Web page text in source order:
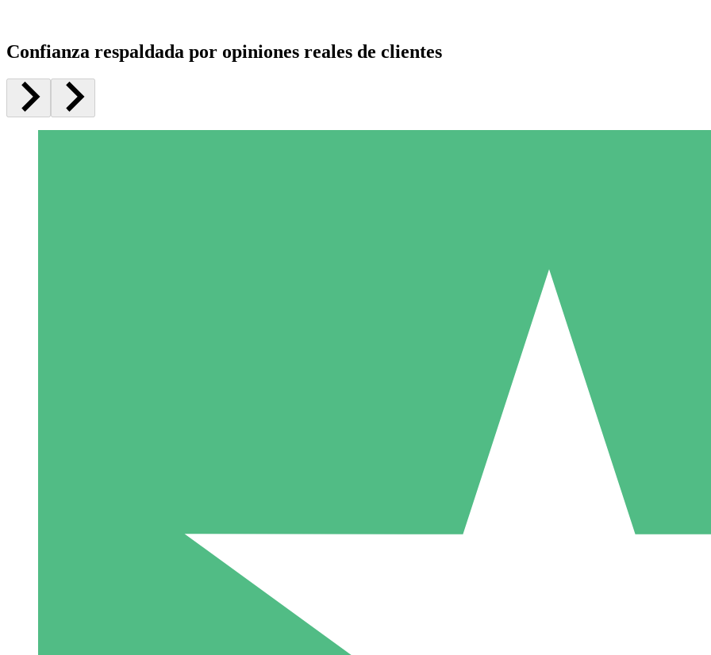
5 Descargas
15
Confianza respaldada por opiniones reales de clientes